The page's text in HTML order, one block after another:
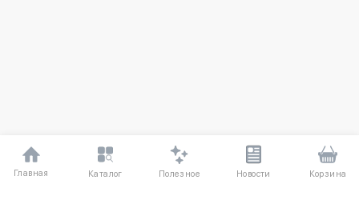
Главная Каталог Полезное Новости Корзина